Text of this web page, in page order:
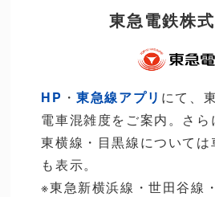
東急電鉄株
HP ・東急線アプリ にて、
電車混雑度をご案内。さら
東横線・目黒線について
も表示。
※東急新横浜線・世田谷線